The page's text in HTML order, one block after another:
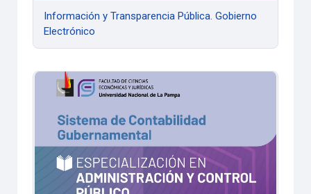
Información y Transparencia Pública. Gobierno
Electrónico
Sistema de Contabilidad Gubernamental